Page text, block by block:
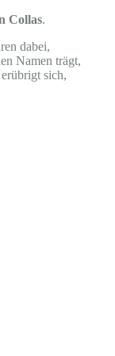
Collas.
dabei,
Namen trägt,
sich,